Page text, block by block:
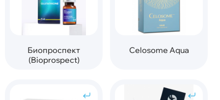
Биопроспект
(Bioprospect)
Celosome Aqua